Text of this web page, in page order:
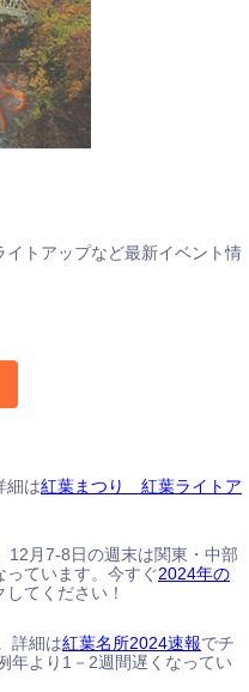
トアップなど最新イベント情
細は紅葉まつり 紅葉ライトア
12月7-8日の週末は関東・中部
ています。今すぐ2024年の
てください！
詳細は紅葉名所2024速報でチ
年より1－2週間遅くなってい